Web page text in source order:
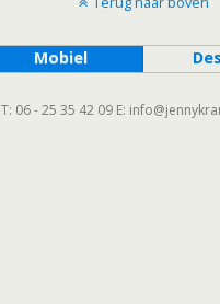
Mobiel
T: 06 - 25 35 42 09 E: